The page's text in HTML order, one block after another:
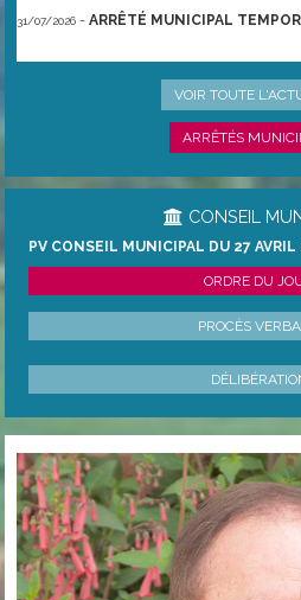
31/07/2026 - ARRÊTÉ MUNICIPAL
ARRÊTÉ PRÉFECTORAL
VOIR TOUTE
ARRÊTÉS
CONSEIL
PV CONSEIL MUNICIPAL DU 27
ORDRE DU
PROCÈS